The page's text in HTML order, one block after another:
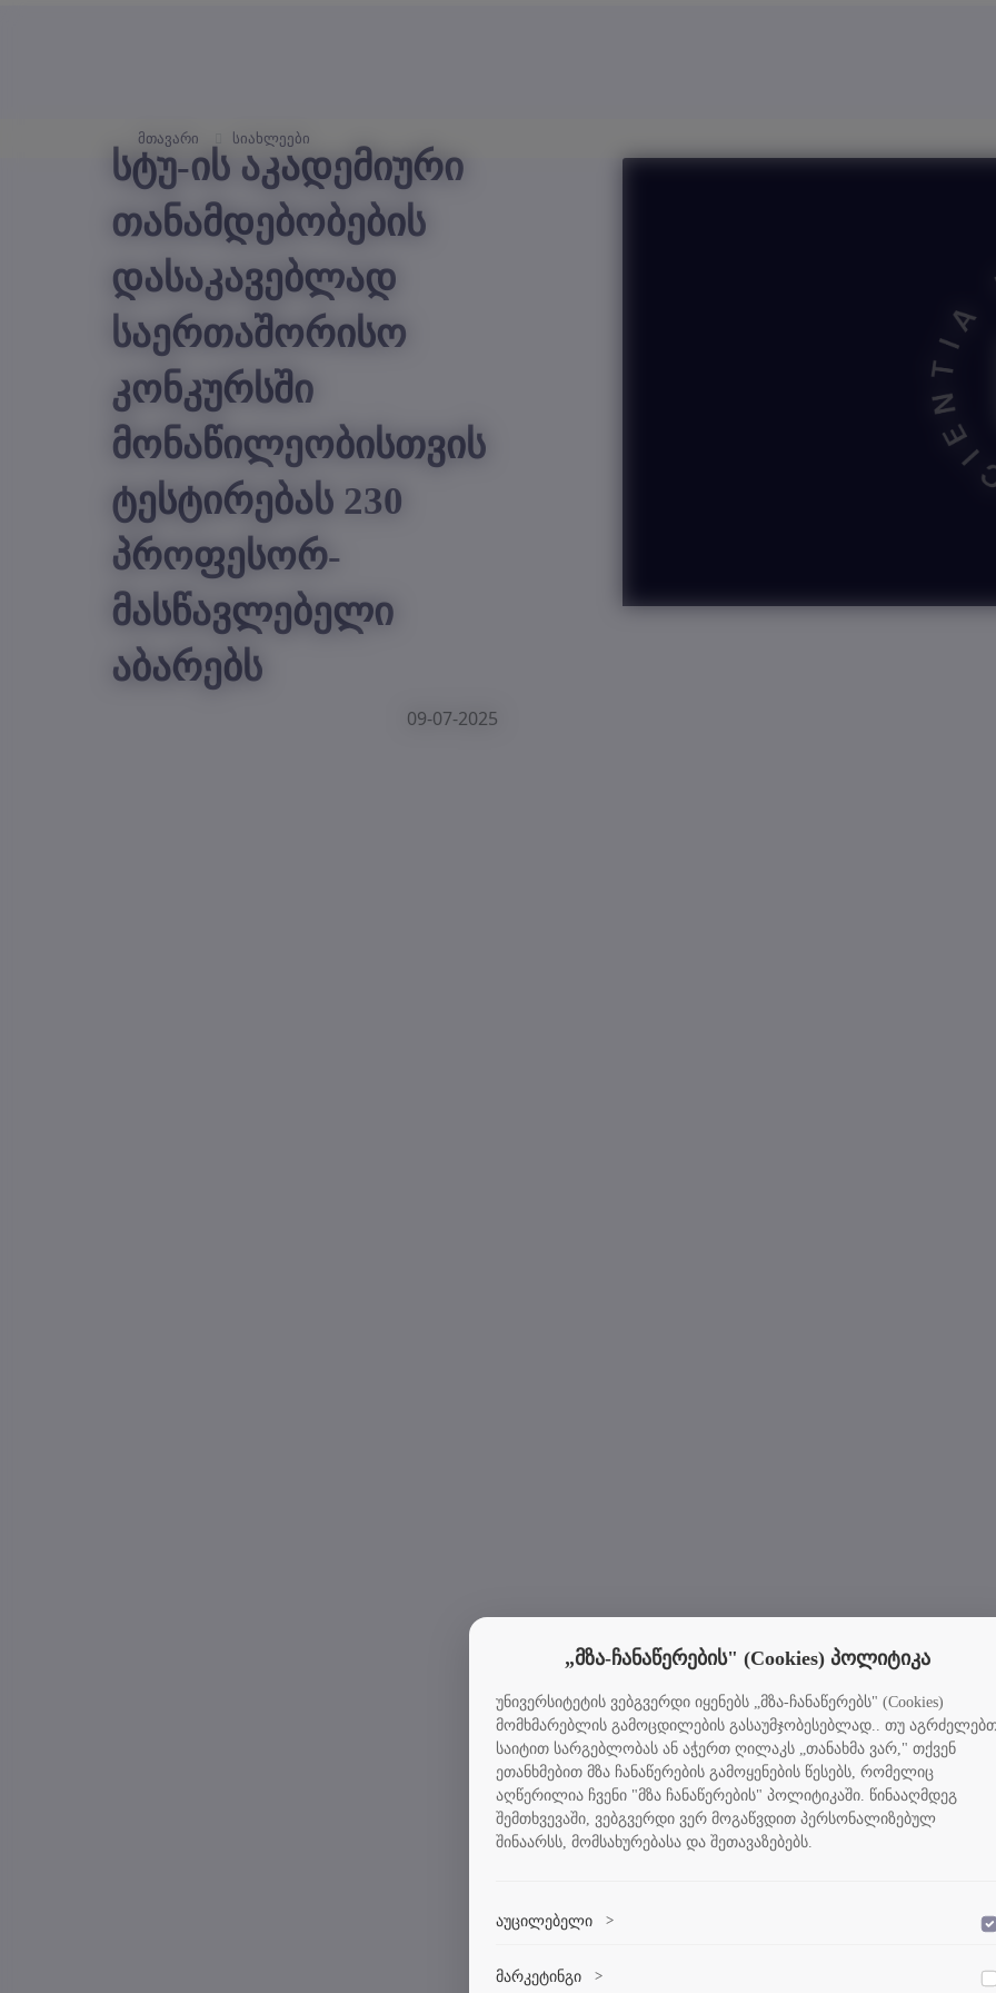
მთავარი სიახლეები
სტუ-ის აკადემიური
თანამდებობების
დასაკავებლად
საერთაშორისო
კონკურსში
მონაწილეობისთვის
ტესტირებას 230
პროფესორ-
მასწავლებელი
აბარებს
09-07-2025
„მზა-ჩანაწერების" (Cookies) პოლიტიკა
უნივერსიტეტის ვებგვერდი იყენებს „მზა-ჩანაწერებს" (Cookies)
მომხმარებლის გამოცდილების გასაუმჯობესებლად.. თუ
საიტით სარგებლობას ან აჭერთ ღილაკს „თანახმა ვარ," თქვენ
ეთანხმებით მზა ჩანაწერების გამოყენების წესებს, რომელიც
აღწერილია ჩვენი "მზა ჩანაწერების" პოლიტიკაში. წინააღმდეგ
შემთხვევაში, ვებგვერდი ვერ მოგაწვდით პერსონალიზებულ
შინაარსს, მომსახურებასა და შეთავაზებებს.
აუცილებელი >
დაშვება
ვებსაიტის გამართული ფუნქციონირებისთვის აუცილებელი ქუქი-
ფაილები.
მარკეტინგი >
დაშვება